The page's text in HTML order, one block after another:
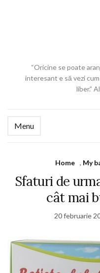
“Oricine se poate
interesant e să vezi
liber.”
Menu
Home , My
Sfaturi de
cât mai
20 februarie